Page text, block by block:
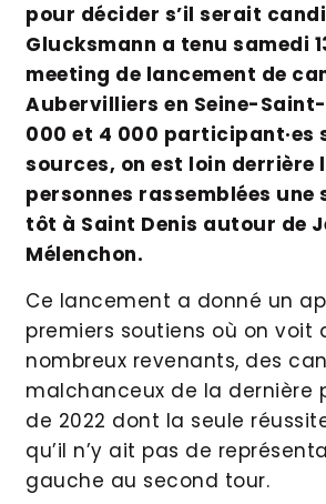
pour décider s’il serait
Glucksmann a tenu samedi
meeting de lancement de
Aubervilliers en Seine-Saint-
000 et 4 000 participant·es
sources, on est loin derrière
personnes rassemblées une
tôt à Saint Denis autour de
Mélenchon.
Ce lancement a donné un
premiers soutiens où on voit
nombreux revenants, des
malchanceux de la dernière
de 2022 dont la seule
qu’il n’y ait pas de
gauche au second tour.